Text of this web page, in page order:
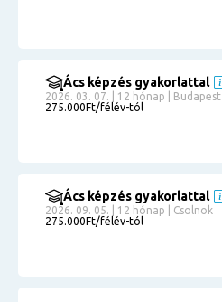
Ács képzés gyakorlattal
2026. 03. 07. | 12 hónap | Budapest
275.000Ft/félév-tól
Ács képzés gyakorlattal
2026. 09. 05. | 12 hónap | Csolnok
275.000Ft/félév-tól